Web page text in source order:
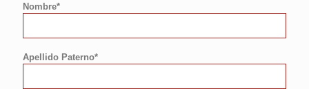
Nombre*
Apellido Paterno*